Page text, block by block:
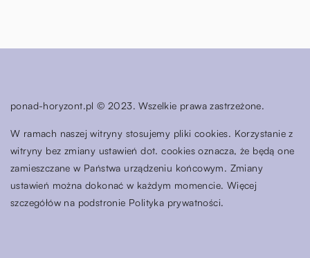
ponad-horyzont.pl © 2023. Wszelkie prawa zastrzeżone.
W ramach naszej witryny stosujemy pliki cookies. Korzystanie z
witryny bez zmiany ustawień dot. cookies oznacza, że będą one
zamieszczane w Państwa urządzeniu końcowym. Zmiany
ustawień można dokonać w każdym momencie. Więcej
szczegółów na podstronie Polityka prywatności.